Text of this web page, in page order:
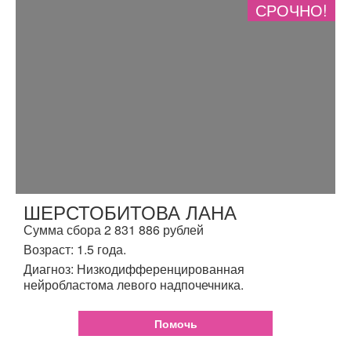
СРОЧНО!
ШЕРСТОБИТОВА ЛАНА
Сумма сбора 2 831 886 рублей
Возраст: 1.5 года.
Диагноз: Низкодифференцированная
нейробластома левого надпочечника.
Помочь